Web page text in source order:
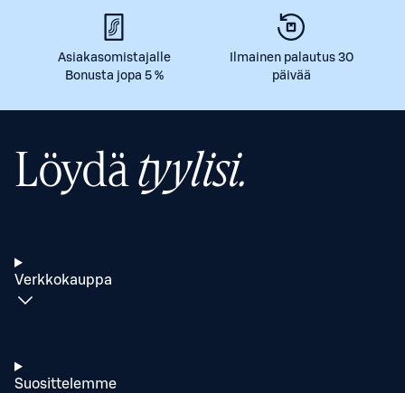
Asiakasomistajalle
Bonusta jopa 5 %
Ilmainen palautus 30
päivää
Löydätyylisi.
Verkkokauppa
Suosittelemme